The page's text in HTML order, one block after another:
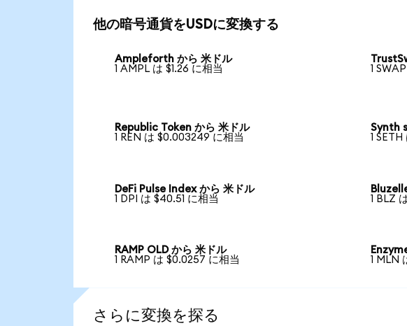
他の暗号通貨をUSDに変換する
Ampleforth から 米ドル
1 AMPL は $1.26 に相当
1
Republic Token から 米ドル
1 REN は $0.003249 に相当
Synth
1
DeFi Pulse Index から 米ドル
1 DPI は $40.51 に相当
1 BLZ
RAMP OLD から 米ドル
1 RAMP は $0.0257 に相当
1 MLN
さらに変換を探る